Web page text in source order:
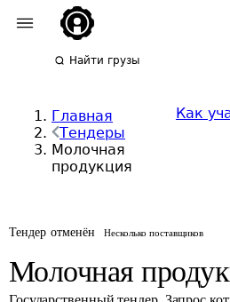
Найти грузы
Главная
Тендеры
Молочная
продукция
Как
Тендер отменён Несколько поставщиков
Молочная